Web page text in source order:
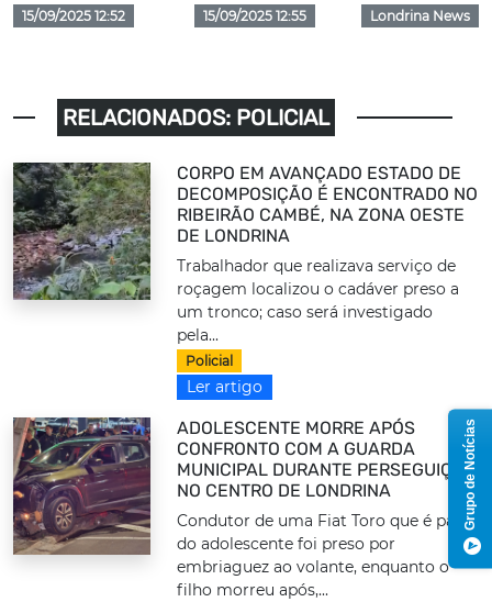
15/09/2025 12:52 15/09/2025 12:55 Londrina News
RELACIONADOS: POLICIAL
CORPO EM AVANÇADO ESTADO DE
DECOMPOSIÇÃO É ENCONTRADO NO
RIBEIRÃO CAMBÉ, NA ZONA OESTE
DE LONDRINA
Trabalhador que realizava serviço de
roçagem localizou o cadáver preso a
um tronco; caso será investigado
pela...
Policial
Ler artigo
ADOLESCENTE MORRE APÓS
CONFRONTO COM A GUARDA
MUNICIPAL DURANTE PERSEGUIÇÃO
NO CENTRO DE LONDRINA
Condutor de uma Fiat Toro que é pai
do adolescente foi preso por
embriaguez ao volante, enquanto o
filho morreu após,...
Grupo de Notícias